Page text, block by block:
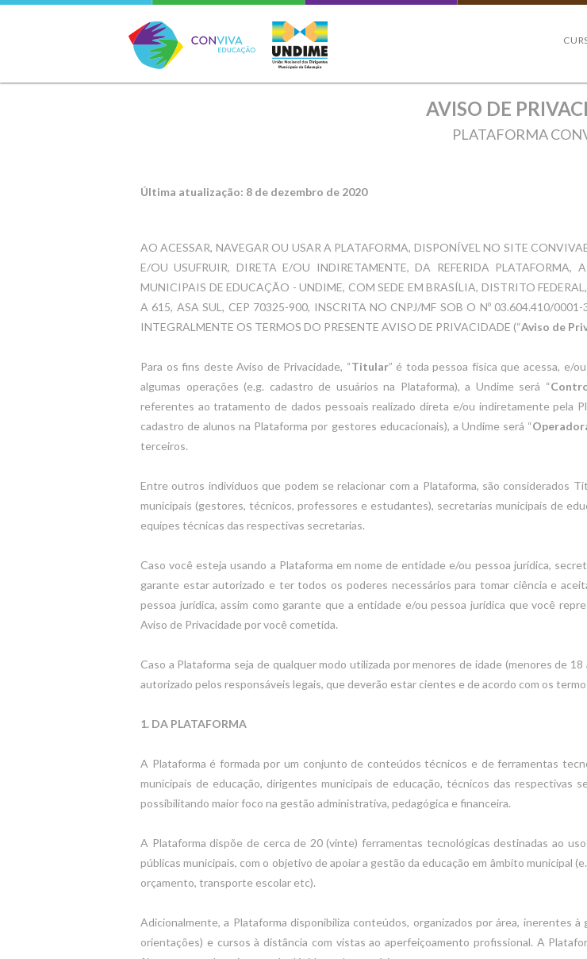
Conviva Educação
AVISO DE
PLATAFORMA
Última atualização: 8 de dezembro de 2020
AO ACESSAR, NAVEGAR OU USAR A PLATAFORMA, DISPONÍVEL NO SITE
E/OU USUFRUIR, DIRETA E/OU INDIRETAMENTE, DA REFERIDA
MUNICIPAIS DE EDUCAÇÃO - UNDIME, COM SEDE EM BRASÍLIA, DISTRITO
A 615, ASA SUL, CEP 70325-900, INSCRITA NO CNPJ/MF SOB O Nº 03.604.410/0001-
INTEGRALMENTE OS TERMOS DO PRESENTE AVISO DE PRIVACIDADE (“Aviso de
Para os fins deste Aviso de Privacidade, “Titular” é toda pessoa física que acessa, e/
algumas operações (e.g. cadastro de usuários na Plataforma), a Undime será “
referentes ao tratamento de dados pessoais realizado direta e/ou indiretamente pela
cadastro de alunos na Plataforma por gestores educacionais), a Undime será “
terceiros.
Entre outros indivíduos que podem se relacionar com a Plataforma, são considerados
municipais (gestores, técnicos, professores e estudantes), secretarias municipais de
equipes técnicas das respectivas secretarias.
Caso você esteja usando a Plataforma em nome de entidade e/ou pessoa jurídica,
garante estar autorizado e ter todos os poderes necessários para tomar ciência e
pessoa jurídica, assim como garante que a entidade e/ou pessoa jurídica que você
Aviso de Privacidade por você cometida.
Caso a Plataforma seja de qualquer modo utilizada por menores de idade (menores de
autorizado pelos responsáveis legais, que deverão estar cientes e de acordo com os
1. DA PLATAFORMA
A Plataforma é formada por um conjunto de conteúdos técnicos e de ferramentas
municipais de educação, dirigentes municipais de educação, técnicos das respectivas
possibilitando maior foco na gestão administrativa, pedagógica e financeira.
A Plataforma dispõe de cerca de 20 (vinte) ferramentas tecnológicas destinadas ao
públicas municipais, com o objetivo de apoiar a gestão da educação em âmbito municipal
orçamento, transporte escolar etc).
Adicionalmente, a Plataforma disponibiliza conteúdos, organizados por área, inerentes
orientações) e cursos à distância com vistas ao aperfeiçoamento profissional. A